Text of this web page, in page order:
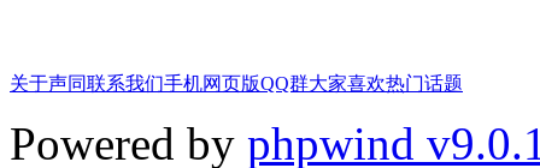
关于声同联系我们手机网页版QQ群大家喜欢热门话题
Powered by phpwind